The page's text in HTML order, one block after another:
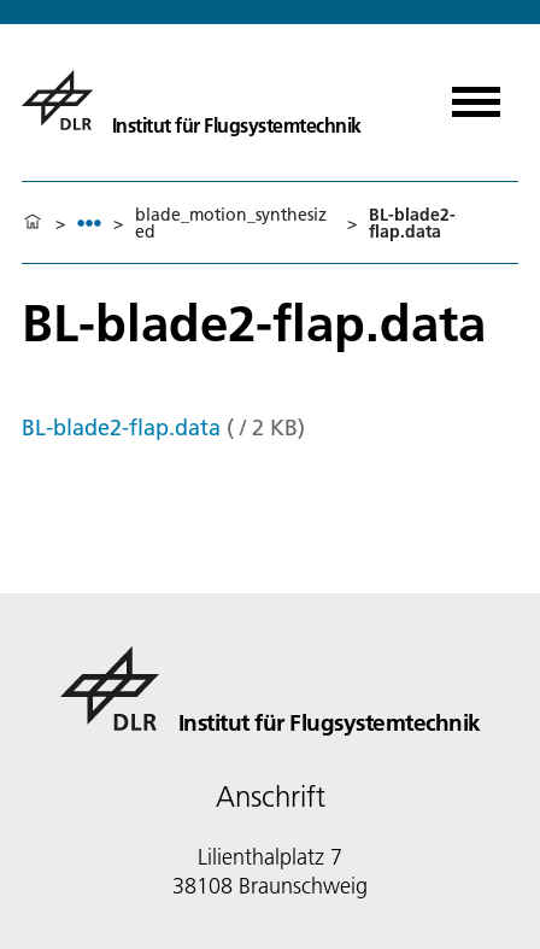
Institut für Flugsystemtechnik
> > blade_motion_synthesiz
ed > BL-blade2-
flap.data
BL-blade2-flap.data
BL-blade2-flap.data ( / 2 KB)
Institut für Flugsystemtechnik
Anschrift
Lilienthalplatz 7
38108 Braunschweig